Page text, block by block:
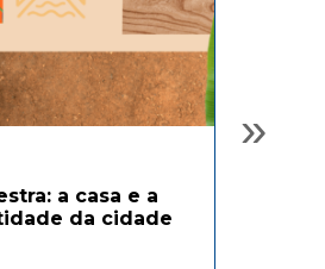
a casa e a
da cidade
»